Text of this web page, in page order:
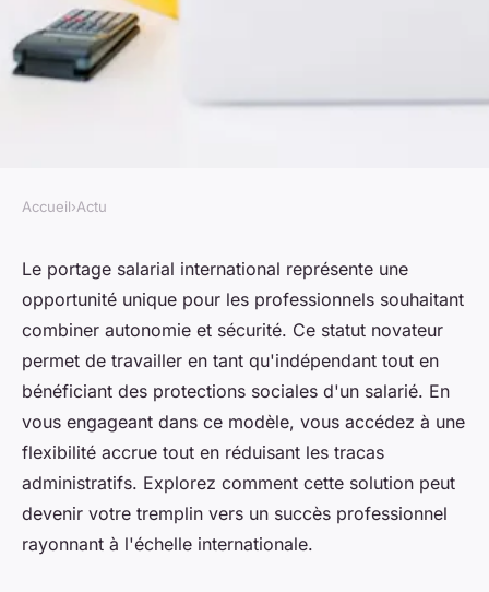
Portage salarial international :
votre tremplin vers le succès
Élise•31 octobre 2024 •6 min de lecture
Accueil›Actu
Le portage salarial international représente une
opportunité unique pour les professionnels souhaitant
combiner autonomie et sécurité. Ce statut novateur
permet de travailler en tant qu'indépendant tout en
bénéficiant des protections sociales d'un salarié. En
vous engageant dans ce modèle, vous accédez à une
flexibilité accrue tout en réduisant les tracas
administratifs. Explorez comment cette solution peut
devenir votre tremplin vers un succès professionnel
rayonnant à l'échelle internationale.